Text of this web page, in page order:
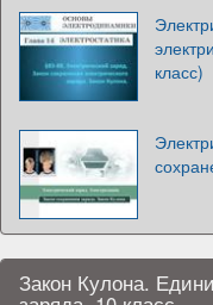
класс)
Закон Кулона.